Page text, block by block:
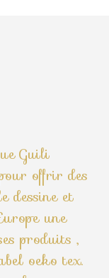
Guili
offrir des
dessine et
une
produits ,
oeko tex.